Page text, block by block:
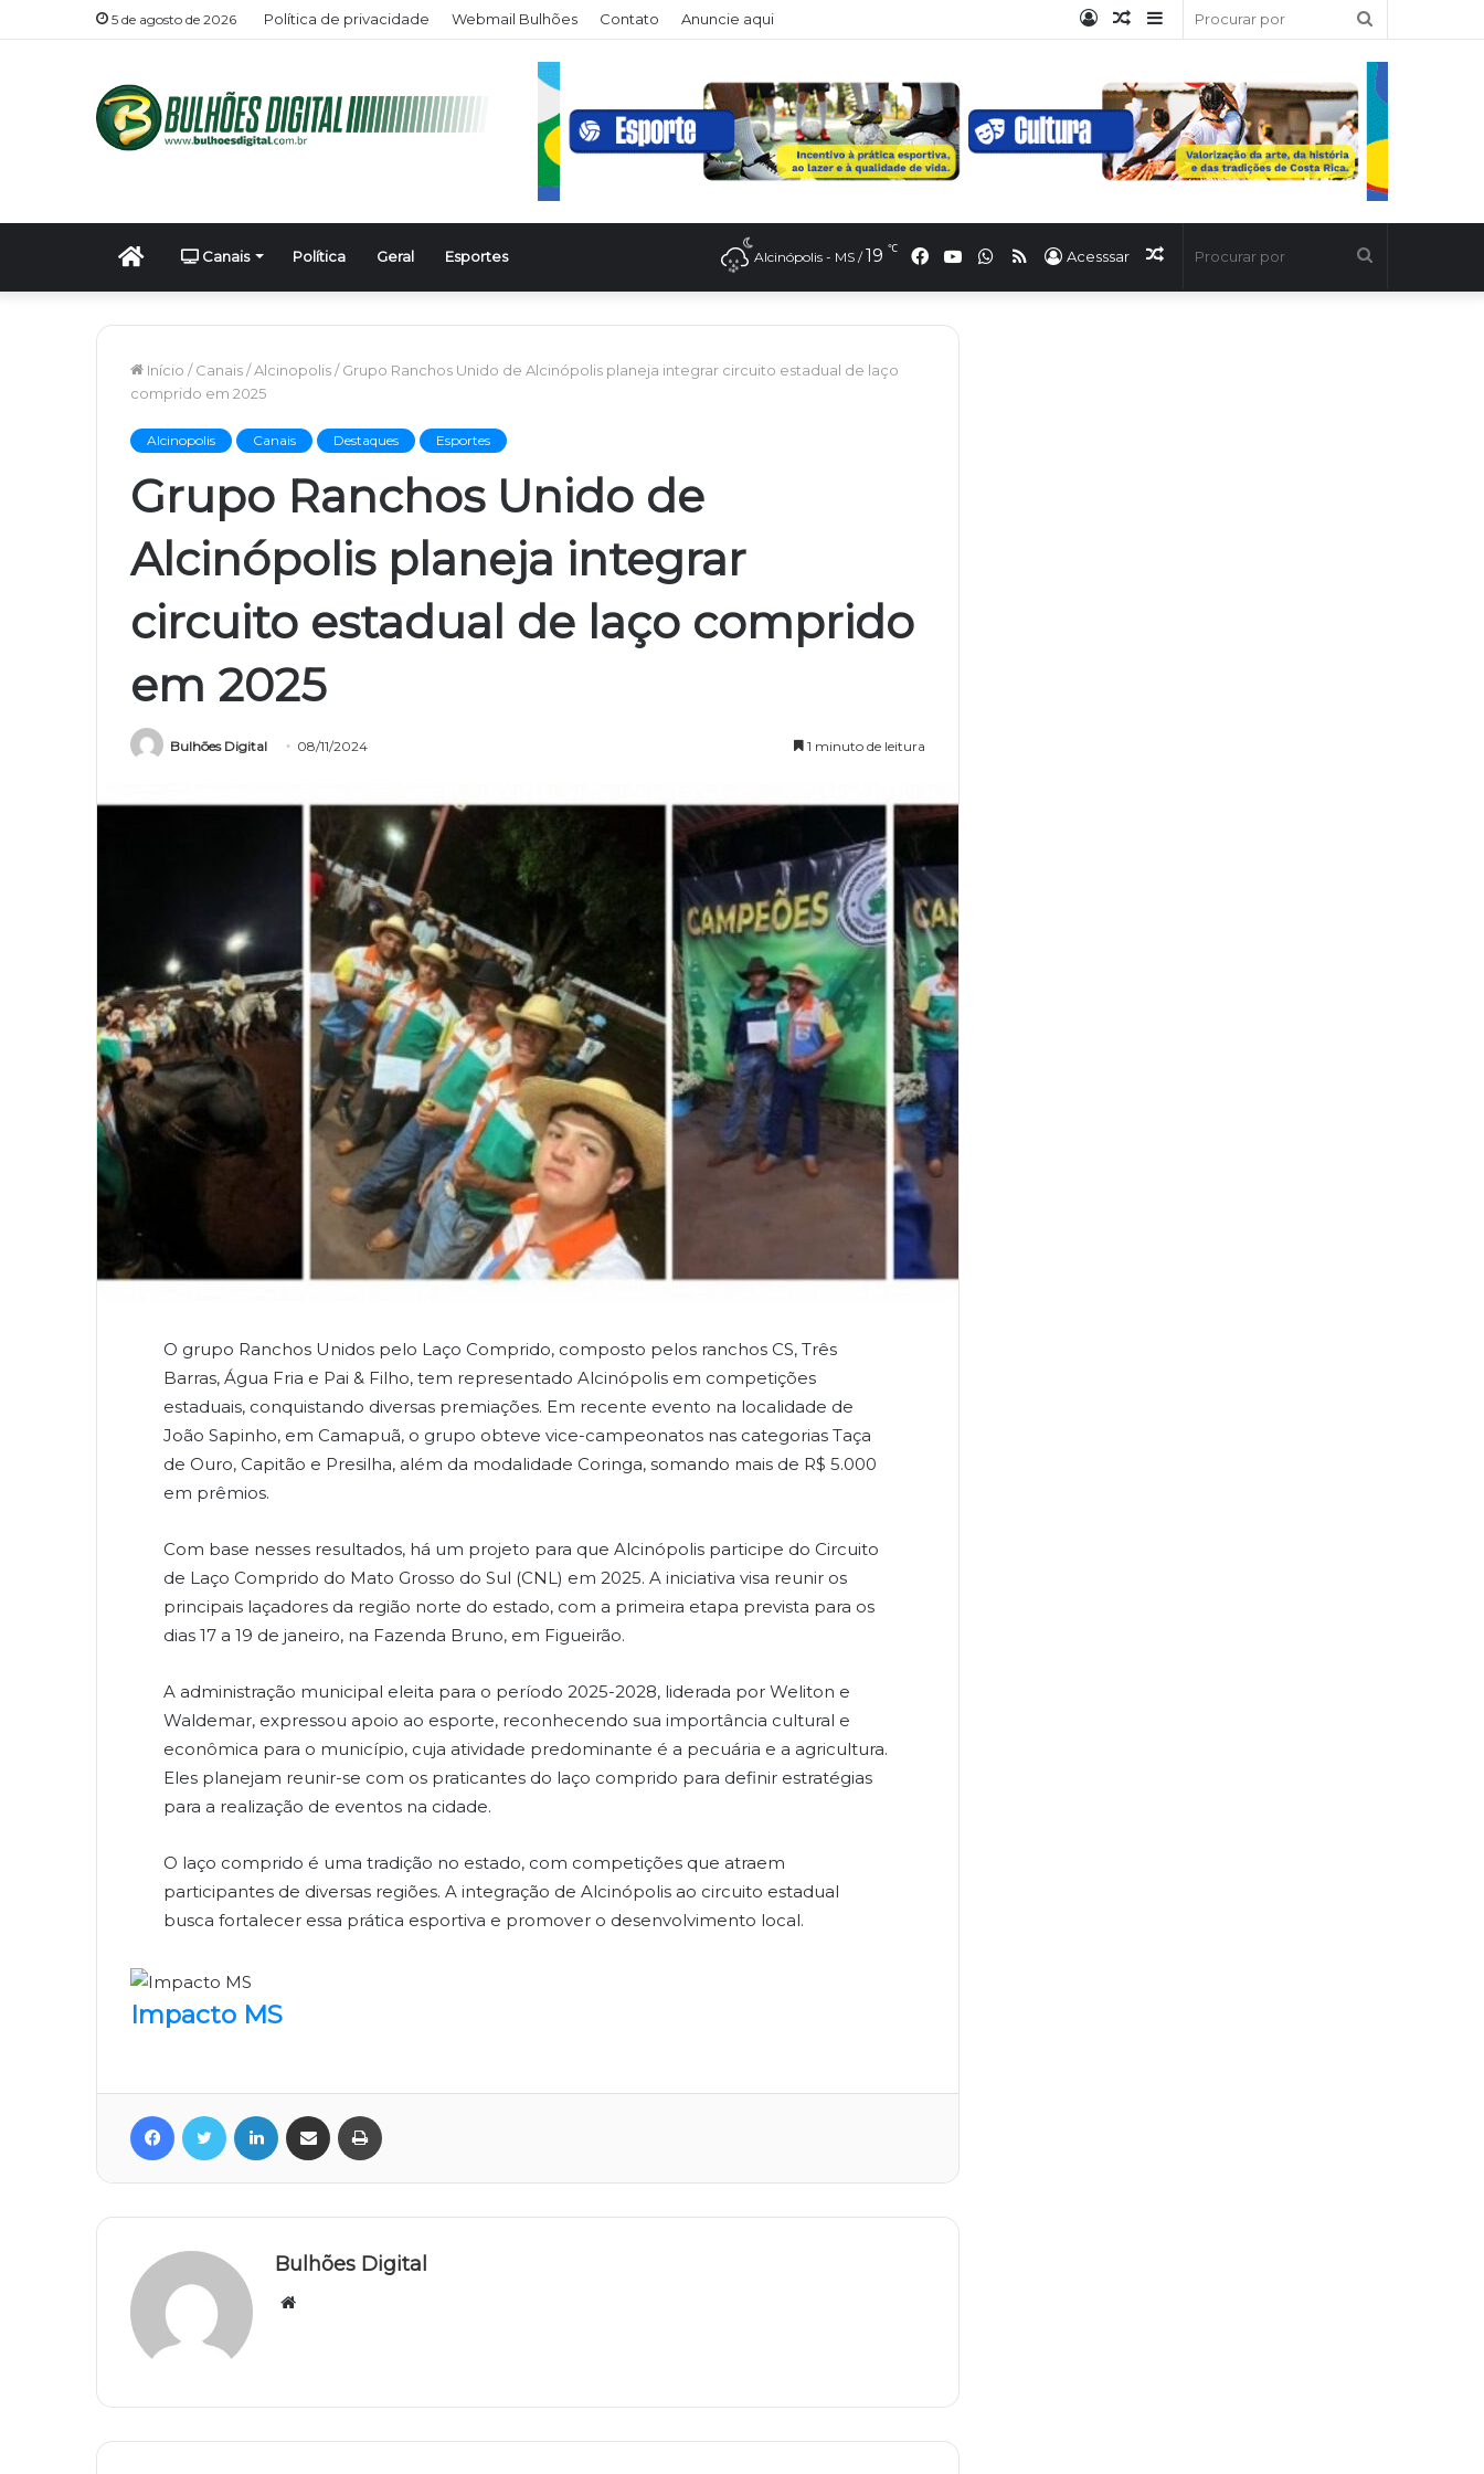
5 de agosto de 2026 Política de privacidade Webmail Bulhões Contato Anuncie aqui
por
Barra
Artigo
Entrar
Início Canais Política Geral Esportes Artigo
Acesssar
RSS
WhatsApp
YouTube
Facebook
Alcinópolis - MS / 19 ℃
Início / Canais/Alcinopolis/ Grupo Ranchos Unido de Alcinópolis planeja integrar circuito estadual de laço
comprido em 2025
Alcinopolis Canais Destaques Esportes
Grupo Ranchos Unido de
Alcinópolis planeja integrar
circuito estadual de laço comprido
em 2025
Bulhões Digital 08/11/2024 1 minuto de leitura
O grupo Ranchos Unidos pelo Laço Comprido, composto pelos ranchos CS, Três
Barras, Água Fria e Pai & Filho, tem representado Alcinópolis em competições
estaduais, conquistando diversas premiações. Em recente evento na localidade de
João Sapinho, em Camapuã, o grupo obteve vice-campeonatos nas categorias Taça
de Ouro, Capitão e Presilha, além da modalidade Coringa, somando mais de R$ 5.000
em prêmios.
Com base nesses resultados, há um projeto para que Alcinópolis participe do Circuito
de Laço Comprido do Mato Grosso do Sul (CNL) em 2025. A iniciativa visa reunir os
principais laçadores da região norte do estado, com a primeira etapa prevista para os
dias 17 a 19 de janeiro, na Fazenda Bruno, em Figueirão.
A administração municipal eleita para o período 2025-2028, liderada por Weliton e
Waldemar, expressou apoio ao esporte, reconhecendo sua importância cultural e
econômica para o município, cuja atividade predominante é a pecuária e a agricultura.
Eles planejam reunir-se com os praticantes do laço comprido para definir estratégias
para a realização de eventos na cidade.
O laço comprido é uma tradição no estado, com competições que atraem
participantes de diversas regiões. A integração de Alcinópolis ao circuito estadual
busca fortalecer essa prática esportiva e promover o desenvolvimento local.
Impacto MS
FacebookTwitter Linkedin Compartilhar via e-mail
Bulhões Digital
Website